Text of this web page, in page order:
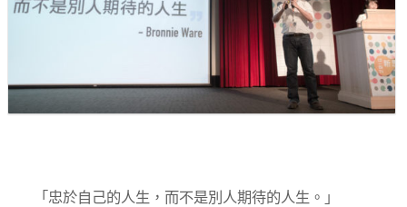
「忠於自己的人生，而不是別人期待的人生。」